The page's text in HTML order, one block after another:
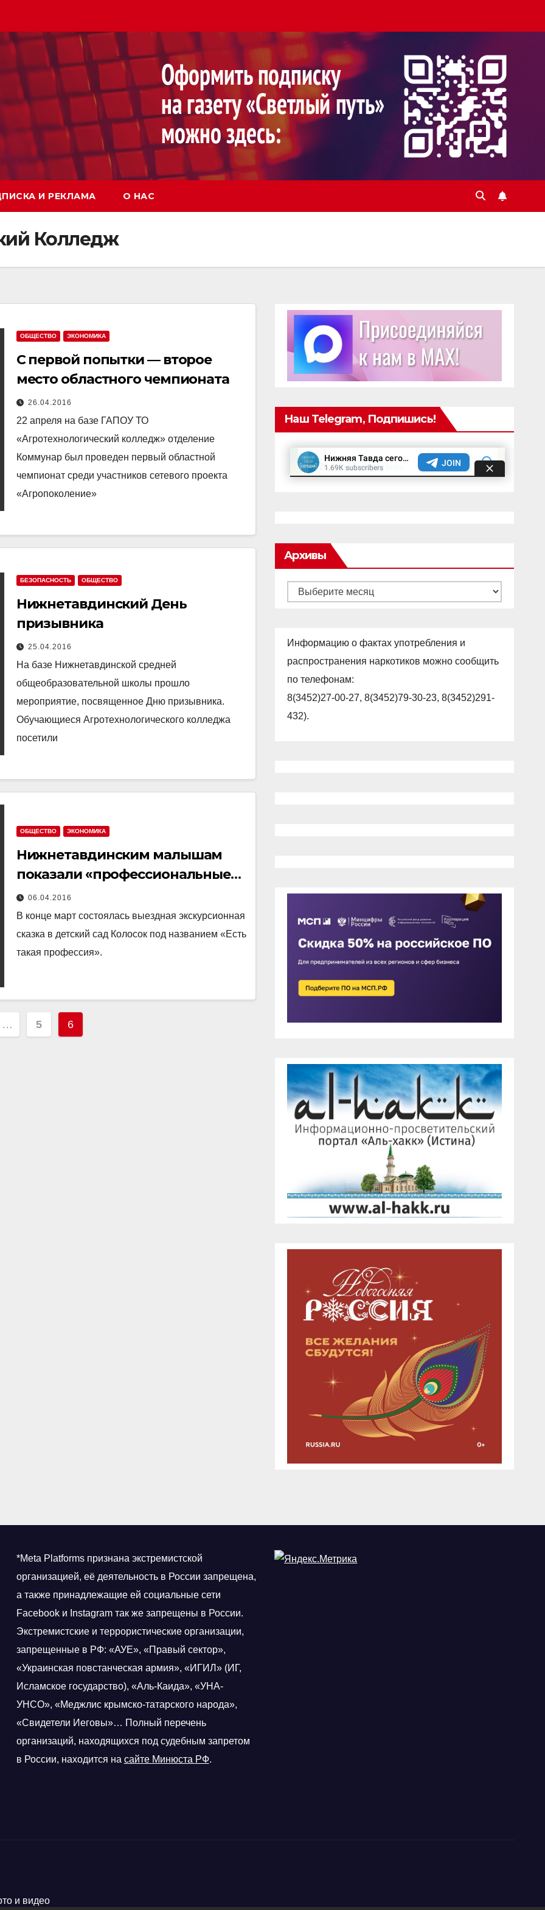
И РЕКЛАМА О НАС
Колледж
ОБЩЕСТВО ЭКОНОМИКА
С первой попытки — второе
место областного чемпионата
26.04.2016
22 апреля на базе ГАПОУ ТО
«Агротехнологический колледж» отделение
Коммунар был проведен первый областной
чемпионат среди участников сетевого проекта
«Агропоколение»
БЕЗОПАСНОСТЬ ОБЩЕСТВО
Нижнетавдинский День
призывника
25.04.2016
На базе Нижнетавдинской средней
общеобразовательной школы прошло
мероприятие, посвященное Дню призывника.
Обучающиеся Агротехнологического колледжа
посетили
ОБЩЕСТВО ЭКОНОМИКА
Нижнетавдинским малышам
показали «профессиональные»
сказки
06.04.2016
В конце март состоялась выездная экскурсионная
сказка в детский сад Колосок под названием «Есть
такая профессия».
… 5 6
Наш Telegram, Подпишись!
Архивы
Архивы
Информацию о фактах употребления и
распространения наркотиков можно сообщить
по телефонам:
8(3452)27-00-27, 8(3452)79-30-23, 8(3452)291-
432).
*Meta Platforms признана экстремистской
организацией, её деятельность в России запрещена,
а также принадлежащие ей социальные сети
Facebook и Instagram так же запрещены в России.
Экстремистские и террористические организации,
запрещенные в РФ: «АУЕ», «Правый сектор»,
«Украинская повстанческая армия», «ИГИЛ» (ИГ,
Исламское государство), «Аль-Каида», «УНА-
УНСО», «Меджлис крымско-татарского народа»,
«Свидетели Иеговы»… Полный перечень
организаций, находящихся под судебным запретом
в России, находится на сайте Минюста РФ.
и видео